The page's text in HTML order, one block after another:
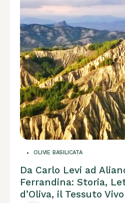
OLIVIE BASILICATA
Da Carlo Levi ad
Ferrandina: Storia,
d’Oliva, il Tessuto